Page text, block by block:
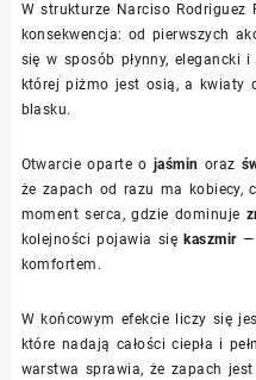
W strukturze Narciso Rodriguez
konsekwencja: od pierwszych
się w sposób płynny, elegancki
której piżmo jest osią, a kwiaty
blasku.
Otwarcie oparte o jaśmin oraz
że zapach od razu ma kobiecy,
moment serca, gdzie dominuje
kolejności pojawia się kaszmir—
komfortem.
W końcowym efekcie liczy się
które nadają całości ciepła i
warstwa sprawia, że zapach